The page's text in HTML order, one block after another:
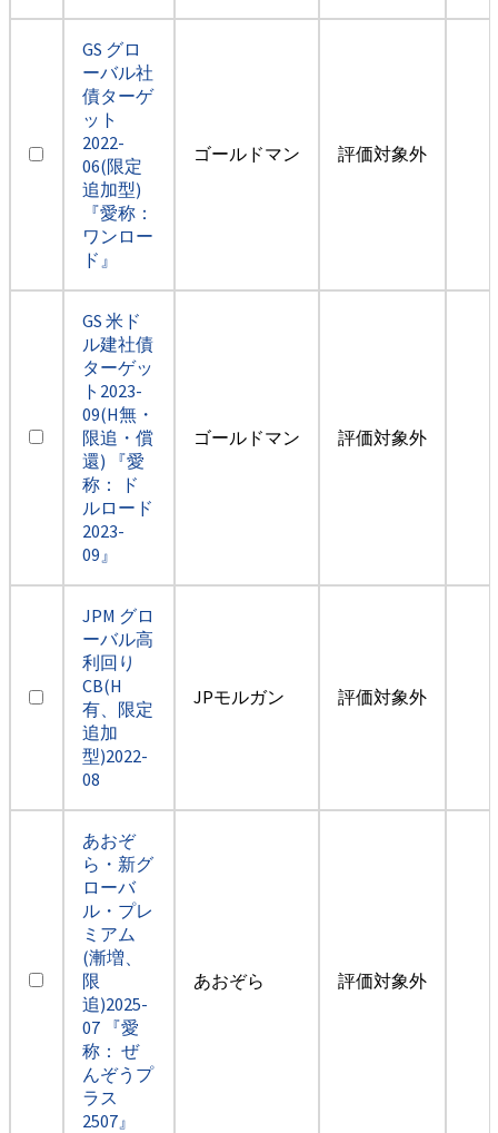
GS グロ
ーバル社
債ターゲ
ット
2022-
06(限定
追加型)
『愛称：
ワンロー
ド』
ゴールドマン 評価対象外
GS 米ド
ル建社債
ターゲッ
ト2023-
09(H無・
限追・償
還) 『愛
称： ド
ルロード
2023-
09』
ゴールドマン 評価対象外
JPM グロ
ーバル高
利回り
CB(H
有、限定
追加
型)2022-
08
JPモルガン 評価対象外
あおぞ
ら・新グ
ローバ
ル・プレ
ミアム
(漸増、
限
追)2025-
07 『愛
称： ぜ
んぞうプ
ラス
2507』
あおぞら 評価対象外